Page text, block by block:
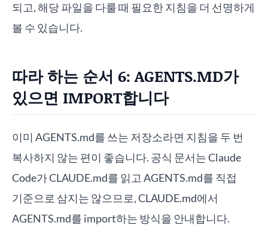
되고, 해당 파일을 다룰 때 필요한 지침을 더 선명하게
볼 수 있습니다.
따라 하는 순서 6: AGENTS.MD가
있으면 IMPORT합니다
이미 AGENTS.md를 쓰는 저장소라면 지침을 두 번
복사하지 않는 편이 좋습니다. 공식 문서는 Claude
Code가 CLAUDE.md를 읽고 AGENTS.md를 직접
기준으로 삼지는 않으므로, CLAUDE.md에서
AGENTS.md를 import하는 방식을 안내합니다.